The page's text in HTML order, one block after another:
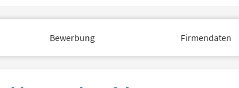
Bewerbung Firmendaten